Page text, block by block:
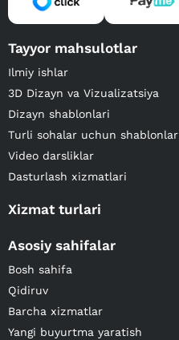
Tayyor mahsulotlar
Ilmiy ishlar
3D Dizayn va Vizualizatsiya
Dizayn shablonlari
Turli sohalar uchun shablonlar
Video darsliklar
Dasturlash xizmatlari
Xizmat turlari
Asosiy sahifalar
Bosh sahifa
Qidiruv
Barcha xizmatlar
Yangi buyurtma yaratish